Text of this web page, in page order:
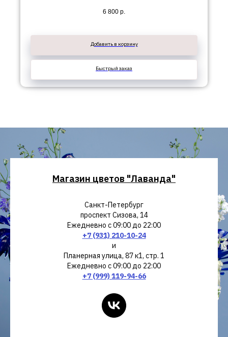
6 800 р.
Добавить в корзину
Быстрый заказ
Магазин цветов "Лаванда"
Санкт-Петербург
проспект Сизова, 14
Ежедневно с 09:00 до 22:00
+7 (931) 210-10-24
и
Планерная улица, 87 к1, стр. 1
Ежедневно с 09:00 до 22:00
+7 (999) 119-94-66